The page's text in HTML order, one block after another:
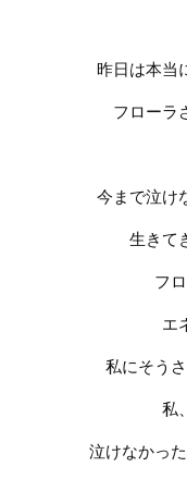
昨日は本当
フローラ
今まで泣け
生きて
フ
エ
私にそう
私
泣けなかっ